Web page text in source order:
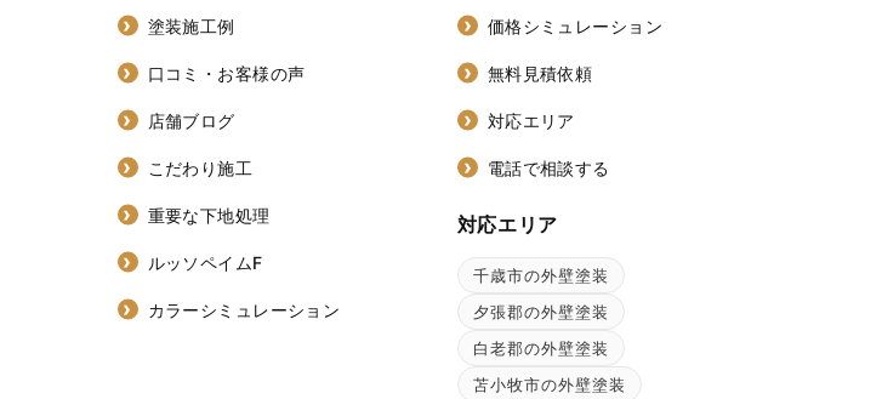
塗装施工例
口コミ・お客様の声
店舗ブログ
こだわり施工
重要な下地処理
ルッソペイムF
カラーシミュレーション
価格シミュレーション
無料見積依頼
対応エリア
電話で相談する
対応エリア
千歳市の外壁塗装
夕張郡の外壁塗装
白老郡の外壁塗装
苫小牧市の外壁塗装